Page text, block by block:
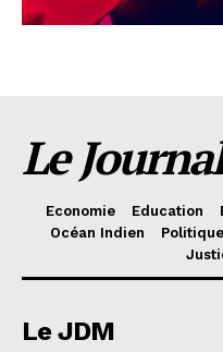
Le
Economie Education
Océan Indien
Politique
Le JDM